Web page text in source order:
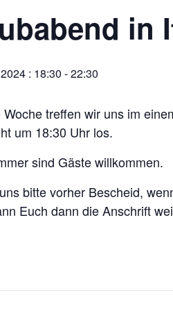
in
: 18:30 -22:30
Woche treffen wir uns im
um 18:30 Uhr los.
sind Gäste willkommen.
bitte vorher Bescheid,
Euch dann die Anschrift